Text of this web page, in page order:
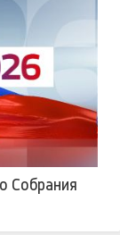
Собрания